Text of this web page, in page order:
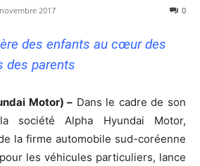
2017 0
des enfants au cœur des
des parents
Motor) – Dans le cadre de son
société Alpha Hyundai Motor,
la firme automobile sud-coréenne
les véhicules particuliers, lance